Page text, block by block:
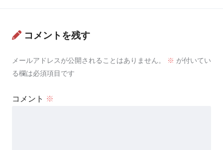
コメントを残す
メールアドレスが公開されることはありません。 ※ が付いてい
る欄は必須項目です
コメント ※